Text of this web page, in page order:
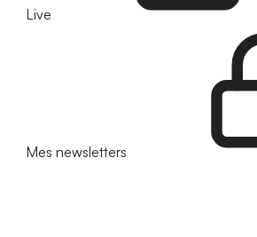
Live
Mes newsletters